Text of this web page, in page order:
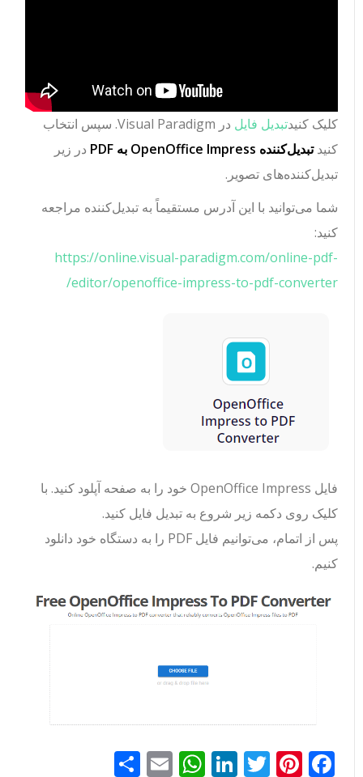
کلیک کنیدتبدیل فایل
در Visual Paradigm. سپس انتخاب
کنیدتبدیل‌کننده OpenOffice Impress به PDF
در زیر
تبدیل‌کننده‌های تصویر.
شما می‌توانید با این آدرس مستقیماً به تبدیل‌کننده مراجعه
کنید:
https://online.visual-paradigm.com/online-pdf-
editor/openoffice-impress-to-pdf-converter/
فایل OpenOffice Impress خود را به صفحه آپلود کنید. با
کلیک روی دکمه زیر شروع به تبدیل فایل کنید.
پس از اتمام، می‌توانیم فایل PDF را به دستگاه خود دانلود
کنیم.
Facebook
Pinterest
Twitter
LinkedIn
WhatsApp
Emailاشتراک